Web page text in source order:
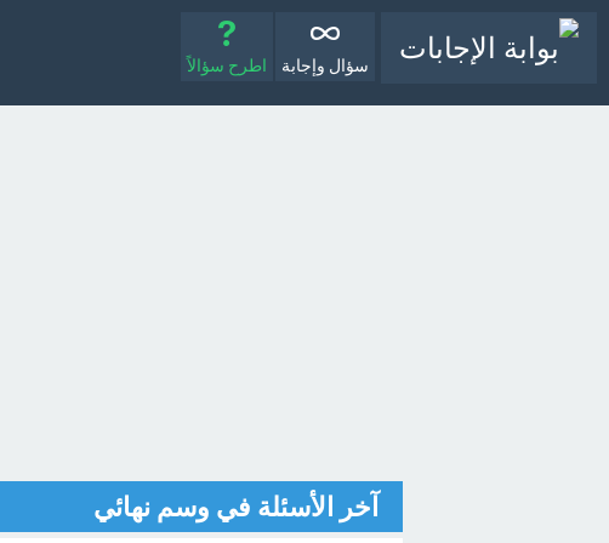
سؤال وإجابة اطرح سؤالاً
آخر الأسئلة في وسم نهائي